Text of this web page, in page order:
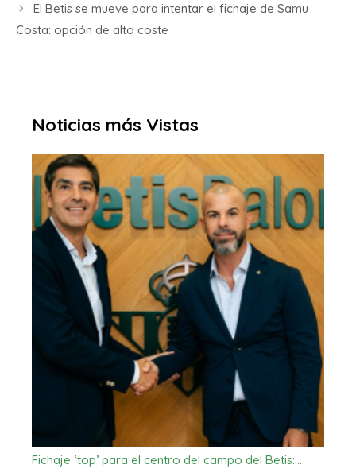
El Betis se mueve para intentar el fichaje de Samu
Costa: opción de alto coste
Noticias más Vistas
Fichaje ‘top’ para el centro del campo del Betis:…